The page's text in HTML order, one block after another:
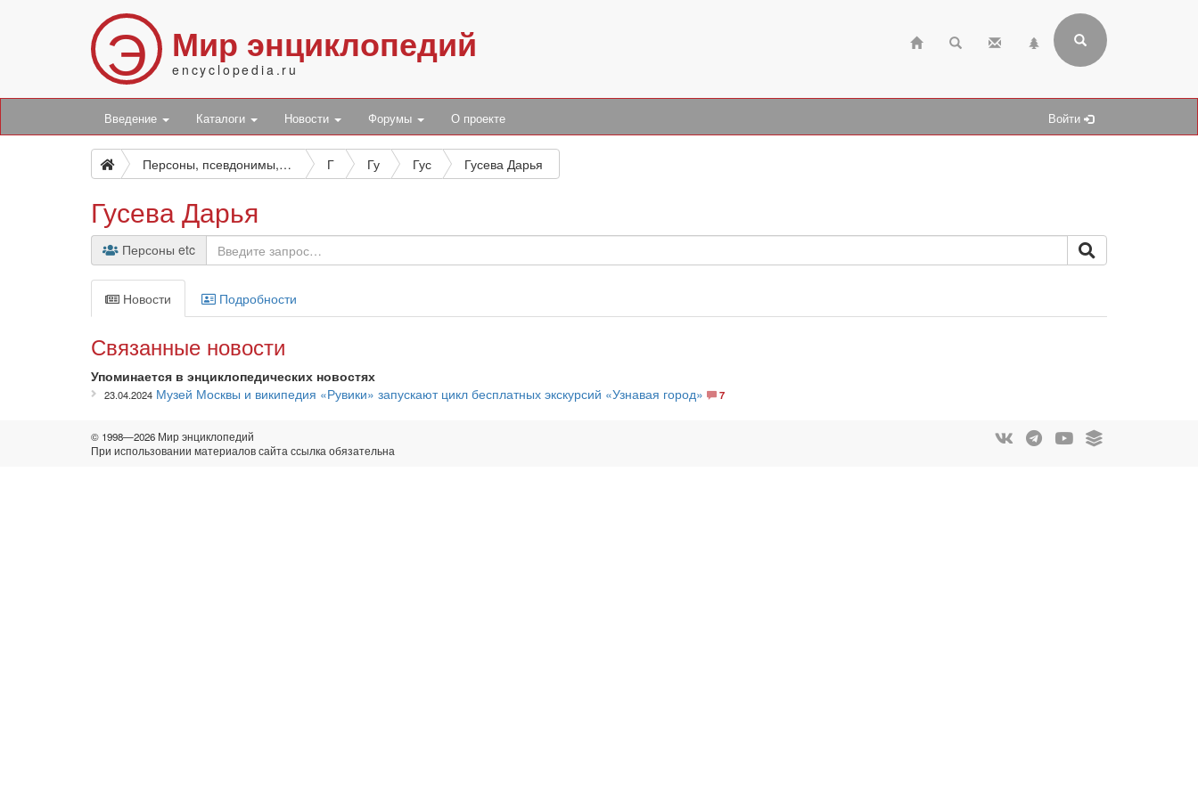
Э Мир энциклопедий
encyclopedia.ru
Введение Каталоги Новости Форумы О проекте Войти
Персоны, псевдонимы, персонажи и боты Г Гу Гус Гусева Дарья
Гусева Дарья
Персоны etc
Новости Подробности
Связанные новости
Упоминается в энциклопедических новостях
23.04.2024 Музей Москвы и википедия «Рувики» запускают цикл бесплатных экскурсий «Узнавая город» 7
© 1998—2026 Мир энциклопедий
При использовании материалов сайта ссылка обязательна